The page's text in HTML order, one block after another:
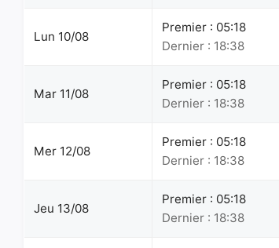
Lun 10/08
Premier : 05:18
Dernier : 18:38
Mar 11/08
Premier : 05:18
Dernier : 18:38
Mer 12/08
Premier : 05:18
Dernier : 18:38
Jeu 13/08
Premier : 05:18
Dernier : 18:38